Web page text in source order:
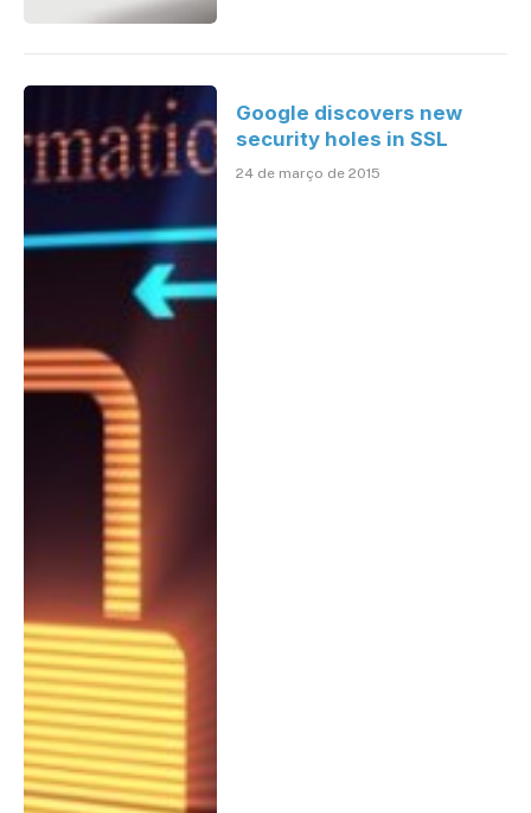
Google discovers new
security holes in SSL
24 de março de 2015